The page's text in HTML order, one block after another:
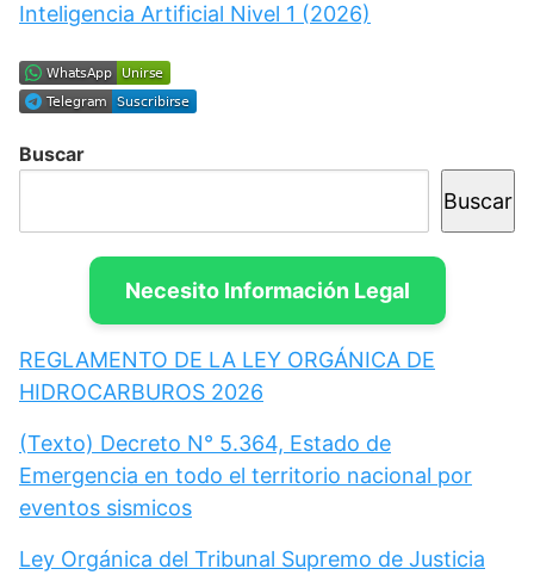
Inteligencia Artificial Nivel 1 (2026)
Buscar
Buscar
Necesito Información Legal
REGLAMENTO DE LA LEY ORGÁNICA DE
HIDROCARBUROS 2026
(Texto) Decreto N° 5.364, Estado de
Emergencia en todo el territorio nacional por
eventos sismicos
Ley Orgánica del Tribunal Supremo de Justicia